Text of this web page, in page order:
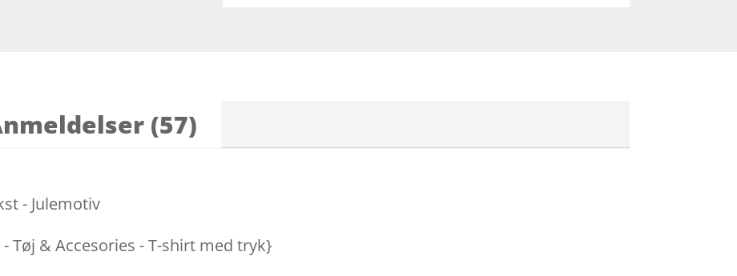
(57)
- Julemotiv
Tøj & Accesories - T-shirt med tryk}